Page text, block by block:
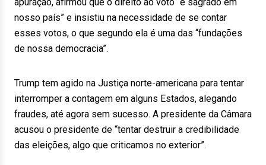
nosso país” e insistiu na necessidade de se contar
esses votos, o que segundo ela é uma das “fundações
de nossa democracia”.
Trump tem agido na Justiça norte-americana para tentar
interromper a contagem em alguns Estados, alegando
fraudes, até agora sem sucesso. A presidente da Câmara
acusou o presidente de “tentar destruir a credibilidade
das eleições, algo que criticamos no exterior”.